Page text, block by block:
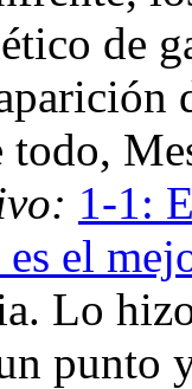
de
todo,
1-1:
el
Lo
punto